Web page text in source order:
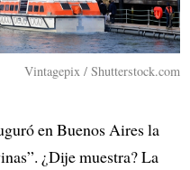
Vintagepix / Shutterstock.com
en Buenos Aires la
¿Dije muestra? La